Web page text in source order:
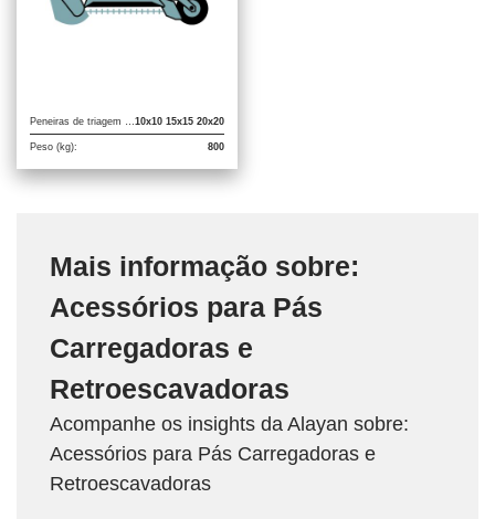
10x10 15x15 20x20
Peso (kg): 800
Mais informação sobre:
Acessórios para Pás
Carregadoras e
Retroescavadoras
Acompanhe os insights da Alayan sobre:
Acessórios para Pás Carregadoras e
Retroescavadoras